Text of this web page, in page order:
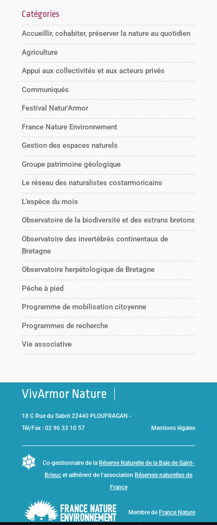
Catégories
Accueillir, cohabiter, préserver la nature au quotidien
Agriculture
Appui aux collectivités et aux acteurs privés
Communiqués
Festival Natur'Armor
France Nature Environnement
Gestion des espaces naturels
Groupe patrimoine géologique
Le réseau des naturalistes costarmoricains
L’espèce du mois
Observatoire de la biodiversité et des estrans bretons
Observatoire des invertébrés continentaux de
Bretagne
Observatoire herpétologique de Bretagne
Pêche à pied
Programme de mobilisation citoyenne
Programmes de recherche
Vie associative
VivArmor Nature
18 C Rue du Sabot 22440 PLOUFRAGAN -
Tél/Fax : 02 96 33 10 57
Mentions légales
Co-gestionnaire de la Réserve Naturelle de la Baie de Saint-
Brieuc et adhérent de l’association Réserves naturelles de
France
Membre de France Nature